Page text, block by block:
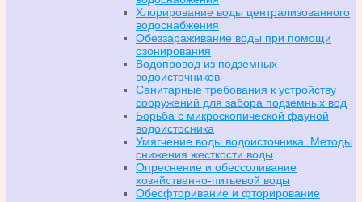
Хлорирование воды централизованного
водоснабжения
Обеззараживание воды при помощи
озонирования
Водопровод из подземных
водоисточников
Санитарные требования к устройству
сооружений для забора подземных вод
Борьба с микроскопической фауной
водоистосника
Умягчение воды водоисточника. Методы
снижения жесткости воды
Опреснение и обессоливание
хозяйственно-питьевой воды
Обесфторивание и фторирование